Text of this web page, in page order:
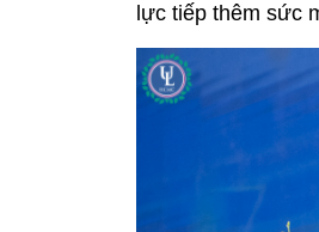
lực tiếp thêm sức